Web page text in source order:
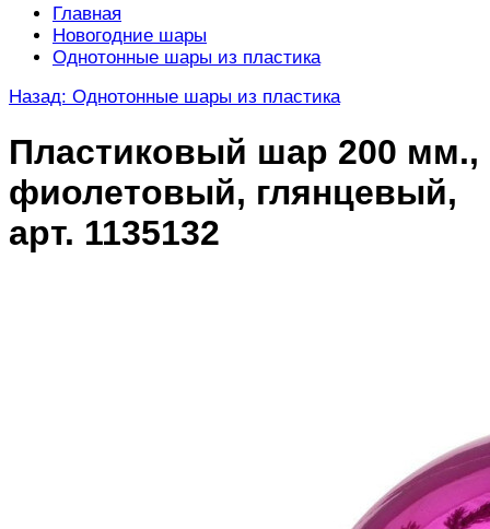
Главная
Новогодние шары
Однотонные шары из пластика
Назад: Однотонные шары из пластика
Пластиковый шар 200 мм.,
фиолетовый, глянцевый,
арт. 1135132